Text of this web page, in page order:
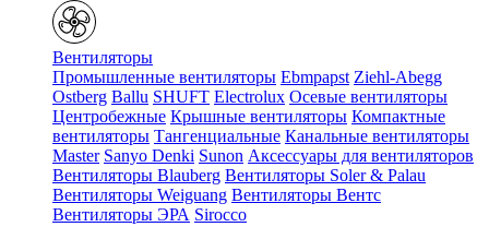
Вентиляторы
Промышленные вентиляторы Ebmpapst Ziehl-Abegg
Ostberg Ballu SHUFT Electrolux Осевые вентиляторы
Центробежные Крышные вентиляторы Компактные
вентиляторы Тангенциальные Канальные вентиляторы
Master Sanyo Denki Sunon Аксессуары для вентиляторов
Вентиляторы Blauberg Вентиляторы Soler & Palau
Вентиляторы Weiguang Вентиляторы Вентс
Вентиляторы ЭРА Sirocco